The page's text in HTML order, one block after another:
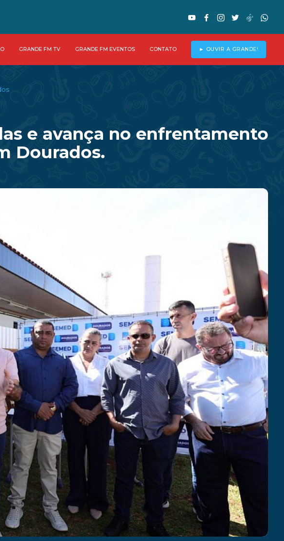
GRANDE FM TV GRANDE FM EVENTOS CONTATO ► OUVIR A GRANDE!
e avança no enfrentamento
Dourados.